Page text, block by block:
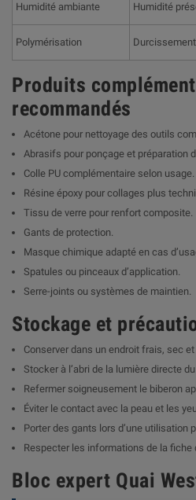
Humidité ambiante Humidité
Polymérisation
Produits
recommandés
Acétone pour nettoyage des outils
Abrasifs pour ponçage et préparation
Colle PU complémentaire selon usage.
Résine époxy pour collages plus
Tissu de verre pour renfort composite.
Gants de protection.
Masque chimique adapté en cas
Spatules ou pinceaux d’application.
Serre-joints ou systèmes de maintien.
Stockage et
Conserver dans un endroit frais, sec
Stocker à l’abri de la lumière directe
Refermer soigneusement le biberon
Éviter le contact avec la peau et les
Porter des gants lors d’une utilisation
Respecter les informations de la fiche
Bloc expert Quai